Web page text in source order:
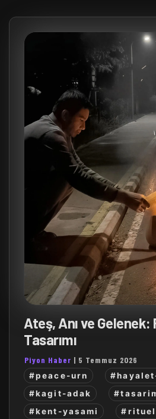
Ateş, Anı ve Gelenek:
Tasarımı
Piyon Haber | 5 Temmuz 2026
#peace-urn
#kagit-adak
#kent-yasami
#rituel